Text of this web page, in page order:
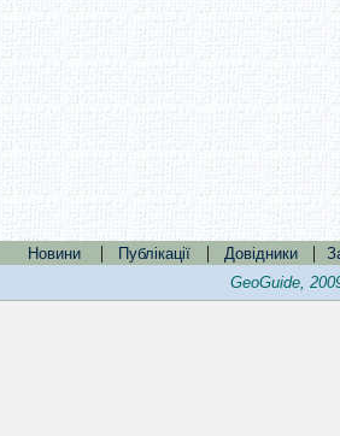
Новини | Публікації | Довідники |
GeoGuide,